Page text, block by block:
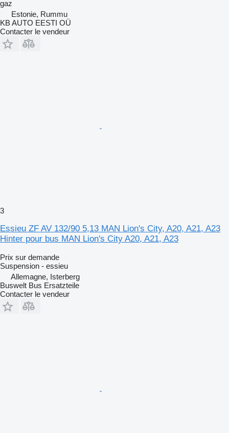
gaz
Estonie, Rummu
KB AUTO EESTI OÜ
Contacter le vendeur
3
Essieu ZF AV 132/90 5,13 MAN Lion's City, A20, A21, A23
Hinter pour bus MAN Lion's City A20, A21, A23
Prix sur demande
Suspension - essieu
Allemagne, Isterberg
Buswelt Bus Ersatzteile
Contacter le vendeur